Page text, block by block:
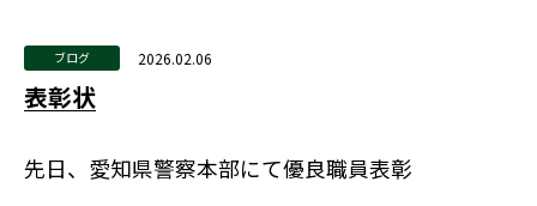
ブログ 2026.02.06
表彰状
先日、愛知県警察本部にて優良職員表彰